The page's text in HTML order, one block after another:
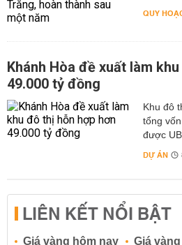
QUY
Khánh Hòa đề xuất làm
49.000 tỷ đồng
Khu đô
tổng
được
DỰ ÁN
LIÊN KẾT NỔI BẬT
Giá vàng hôm nay
Giá